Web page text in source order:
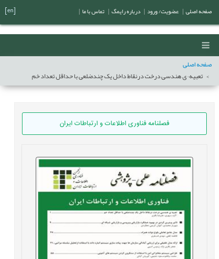
صفحه اصلی
تعبیه¬ی هندسی درخت درنقاط داخل یک چندضلعی با حداقل تعداد خم
فصلنامه فناوری اطلاعات و ارتباطات ایران
صفحه اصلی عضویت/ ورود درباره رایمگ تماس با ما